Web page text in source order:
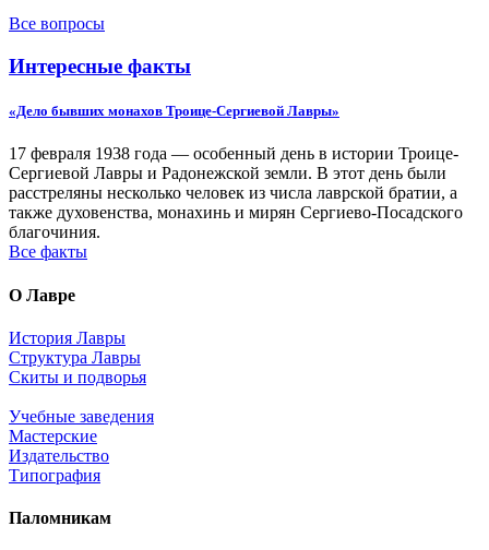
Все вопросы
Интересные факты
«Дело бывших монахов Троице-Сергиевой Лавры»
17 февраля 1938 года — особенный день в истории Троице-
Сергиевой Лавры и Радонежской земли. В этот день были
расстреляны несколько человек из числа лаврской братии, а
также духовенства, монахинь и мирян Сергиево-Посадского
благочиния.
Все факты
О Лавре
История Лавры
Структура Лавры
Скиты и подворья
Учебные заведения
Мастерские
Издательство
Типография
Паломникам